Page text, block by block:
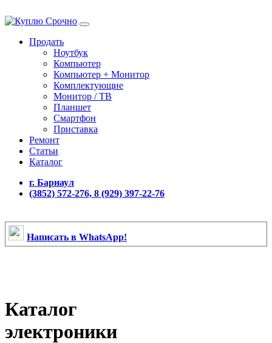
Продать
Ноутбук
Компьютер
Компьютер + Монитор
Комплектующие
Монитор / ТВ
Планшет
Смартфон
Приставка
Ремонт
Статьи
Каталог
г. Барнаул
(3852) 572-276, 8 (929) 397-22-76
Написать в WhatsApp!
Каталог
электроники